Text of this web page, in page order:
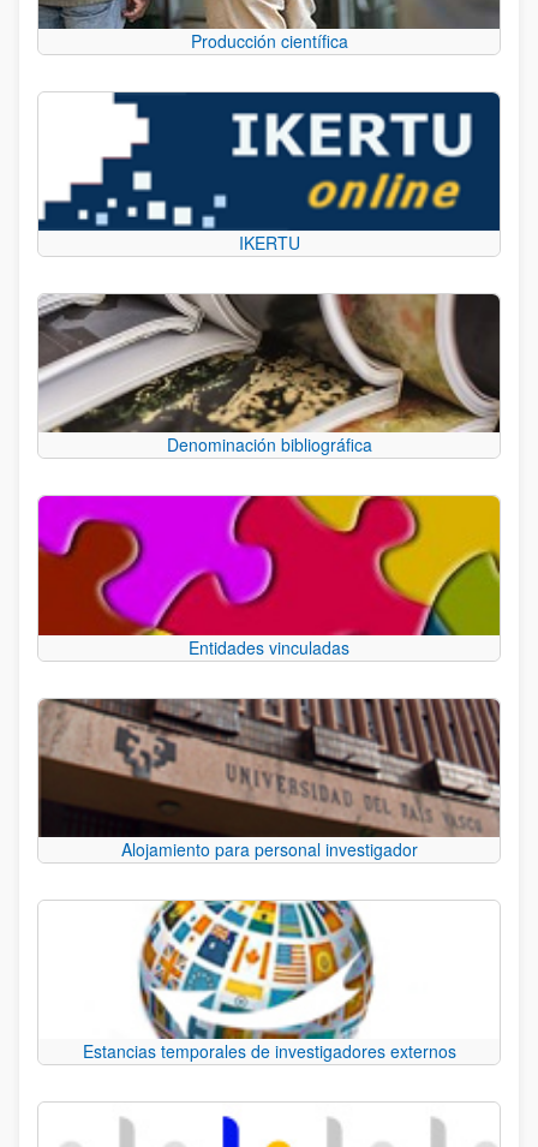
Producción científica
IKERTU
Denominación bibliográfica
Entidades vinculadas
Alojamiento para personal investigador
Estancias temporales de investigadores externos